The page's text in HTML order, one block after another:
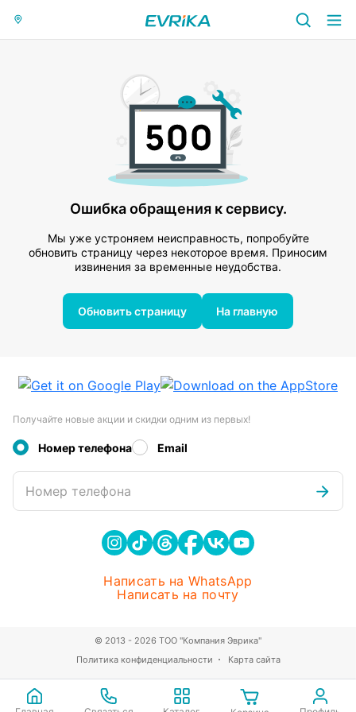
Ошибка обращения к сервису.
Мы уже устроняем неисправность, попробуйте
обновить страницу через некоторое время. Приносим
извинения за временные неудобства.
Обновить страницу На главную
Получайте новые акции и скидки одним из первых!
Номер телефона Email
Номер телефона
Написать на WhatsApp
Написать на почту
Политика конфиденциальности Карта сайта
© 2013 - 2026 ТОО "Компания Эврика"